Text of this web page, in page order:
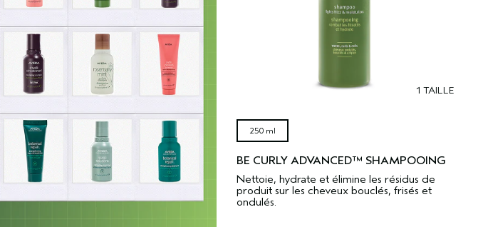
1 TAILLE
250 ml
BE CURLY ADVANCED™ SHAMPOOING
Nettoie, hydrate et élimine les résidus de
produit sur les cheveux bouclés, frisés et
ondulés.